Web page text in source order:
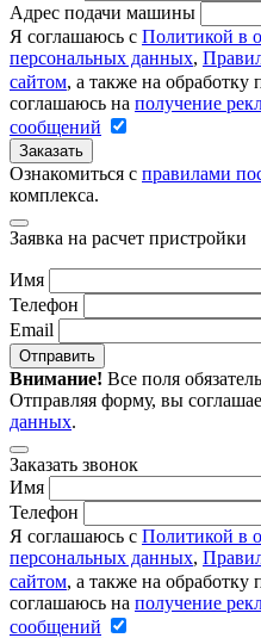
Адрес подачи машины
Я соглашаюсь с Политикой в
персональных данных,
сайтом, а также на
соглашаюсь на получение
сообщений
Заказать
Ознакомиться с правилами
комплекса.
Заявка на расчет пристройки
Имя
Телефон
Email
Отправить
Внимание! Все поля
Отправляя форму, вы
данных.
Заказать звонок
Имя
Телефон
Я соглашаюсь с Политикой в
персональных данных,
сайтом, а также на
соглашаюсь на получение
сообщений